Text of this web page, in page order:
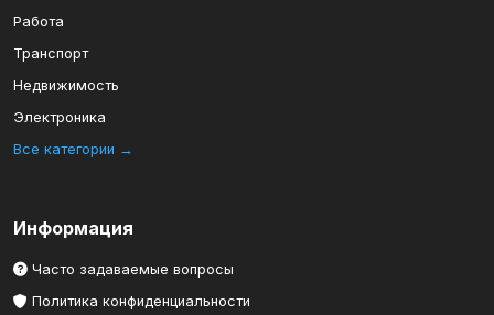
Работа
Транспорт
Недвижимость
Электроника
Все категории →
Информация
Часто задаваемые вопросы
Политика конфиденциальности